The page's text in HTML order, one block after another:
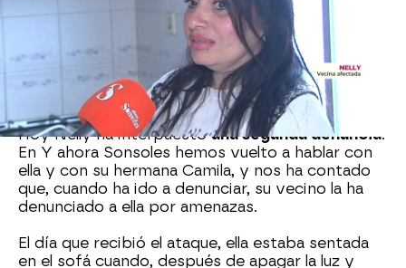
Sus vecinos, sin embargo,
han negado ser los
, aunque las pruebas dicen lo contrario,
pues hay vídeos en los que se ve cómo intentan
echar la puerta abajo o les sacan cuchillos por el
Hoy Nelly ha interpuestouna segunda denuncia.
En Y ahora Sonsoles hemos vuelto a hablar con
ella y con su hermana Camila, y nos ha contado
que, cuando ha ido a denunciar, su vecino la ha
denunciado a ella por amenazas.
El día que recibió el ataque, ella estaba sentada
en el sofá cuando, después de apagar la luz y